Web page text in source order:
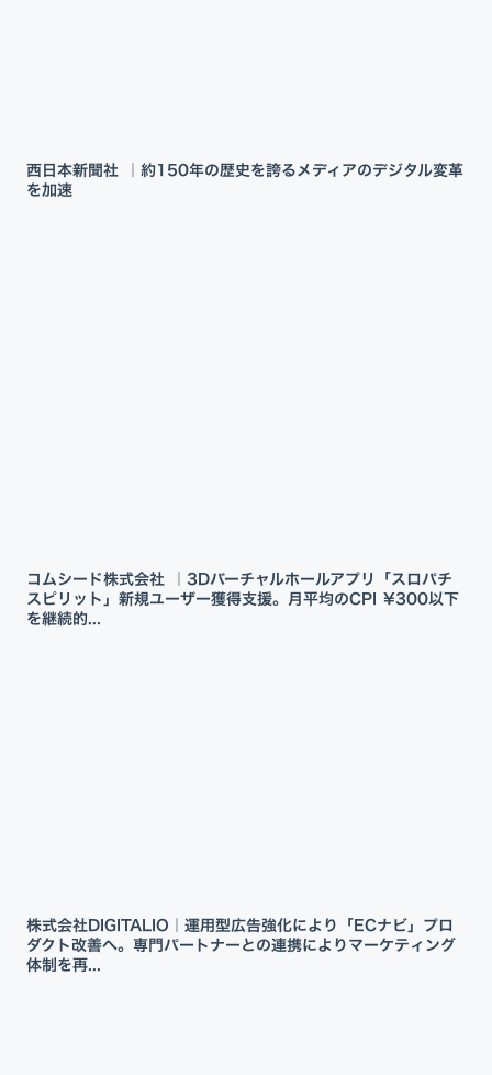
西日本新聞社 ｜約150年の歴史を誇るメディアのデジタル変革
を加速
コムシード株式会社 ｜3Dバーチャルホールアプリ「スロパチ
スピリット」新規ユーザー獲得支援。月平均のCPI ¥300以下
を継続的...
株式会社DIGITALIO｜運用型広告強化により「ECナビ」プロ
ダクト改善へ。専門パートナーとの連携によりマーケティング
体制を再...